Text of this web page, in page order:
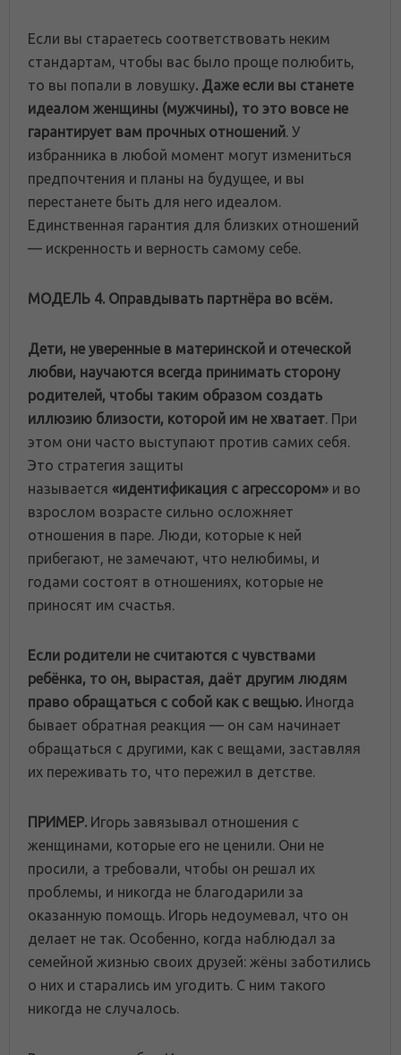
Если вы стараетесь соответствовать неким
стандартам, чтобы вас было проще полюбить,
то вы попали в ловушку. Даже если вы станете
идеалом женщины (мужчины), то это вовсе не
гарантирует вам прочных отношений. У
избранника в любой момент могут измениться
предпочтения и планы на будущее, и вы
перестанете быть для него идеалом.
Единственная гарантия для близких отношений
— искренность и верность самому себе.
МОДЕЛЬ 4. Оправдывать партнёра во всём.
Дети, не уверенные в материнской и отеческой
любви, научаются всегда принимать сторону
родителей, чтобы таким образом создать
иллюзию близости, которой им не хватает. При
этом они часто выступают против самих себя.
Это стратегия защиты
называется «идентификация с агрессором» и во
взрослом возрасте сильно осложняет
отношения в паре. Люди, которые к ней
прибегают, не замечают, что нелюбимы, и
годами состоят в отношениях, которые не
приносят им счастья.
Если родители не считаются с чувствами
ребёнка, то он, вырастая, даёт другим людям
право обращаться с собой как с вещью. Иногда
бывает обратная реакция — он сам начинает
обращаться с другими, как с вещами, заставляя
их переживать то, что пережил в детстве.
ПРИМЕР. Игорь завязывал отношения с
женщинами, которые его не ценили. Они не
просили, а требовали, чтобы он решал их
проблемы, и никогда не благодарили за
оказанную помощь. Игорь недоумевал, что он
делает не так. Особенно, когда наблюдал за
семейной жизнью своих друзей: жёны заботились
о них и старались им угодить. С ним такого
никогда не случалось.